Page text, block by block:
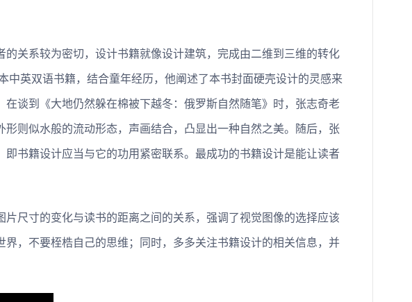
关系较为密切，设计书籍就像设计建筑，完成由二维到三维的转化
英双语书籍，结合童年经历，他阐述了本书封面硬壳设计的灵感来
谈到《大地仍然躲在棉被下越冬：俄罗斯自然随笔》时，张志奇老
则似水般的流动形态，声画结合，凸显出一种自然之美。随后，张
书籍设计应当与它的功用紧密联系。最成功的书籍设计是能让读者
尺寸的变化与读书的距离之间的关系，强调了视觉图像的选择应该
，不要桎梏自己的思维；同时，多多关注书籍设计的相关信息，并